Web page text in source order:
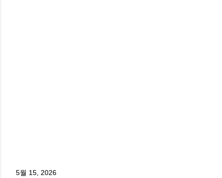
5월 15, 2026